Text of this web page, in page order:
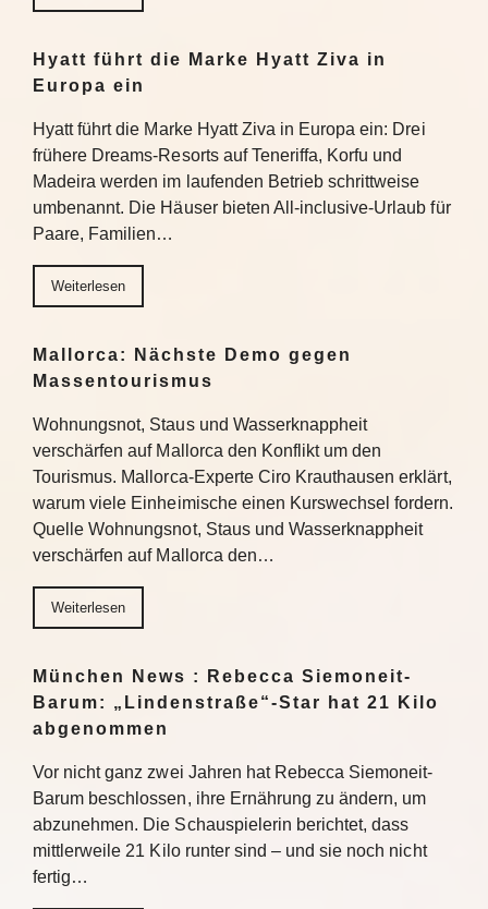
Hyatt führt die Marke Hyatt Ziva in
Europa ein
Hyatt führt die Marke Hyatt Ziva in Europa ein: Drei
frühere Dreams-Resorts auf Teneriffa, Korfu und
Madeira werden im laufenden Betrieb schrittweise
umbenannt. Die Häuser bieten All-inclusive-Urlaub für
Paare, Familien…
Weiterlesen
Mallorca: Nächste Demo gegen
Massentourismus
Wohnungsnot, Staus und Wasserknappheit
verschärfen auf Mallorca den Konflikt um den
Tourismus. Mallorca-Experte Ciro Krauthausen erklärt,
warum viele Einheimische einen Kurswechsel fordern.
Quelle Wohnungsnot, Staus und Wasserknappheit
verschärfen auf Mallorca den…
Weiterlesen
München News : Rebecca Siemoneit-
Barum: „Lindenstraße“-Star hat 21 Kilo
abgenommen
Vor nicht ganz zwei Jahren hat Rebecca Siemoneit-
Barum beschlossen, ihre Ernährung zu ändern, um
abzunehmen. Die Schauspielerin berichtet, dass
mittlerweile 21 Kilo runter sind – und sie noch nicht
fertig…